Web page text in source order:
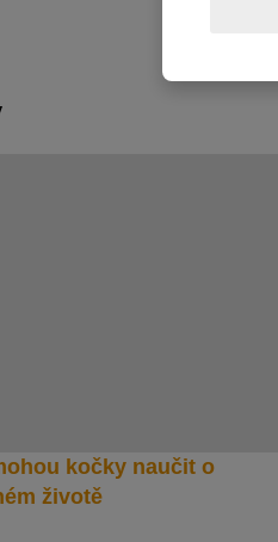
kočky naučit o
životě